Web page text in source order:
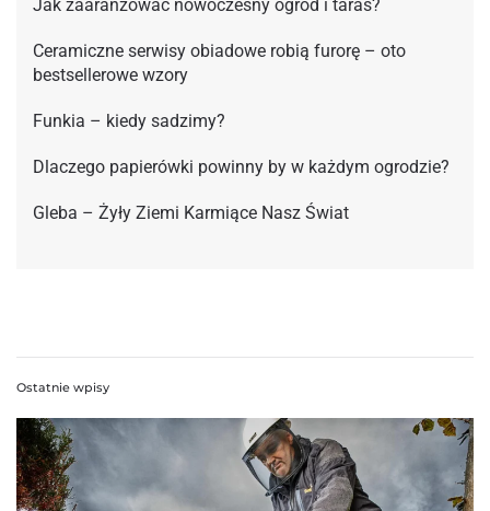
Jak zaaranżować nowoczesny ogród i taras?
Ceramiczne serwisy obiadowe robią furorę – oto
bestsellerowe wzory
Funkia – kiedy sadzimy?
Dlaczego papierówki powinny by w każdym ogrodzie?
Gleba – Żyły Ziemi Karmiące Nasz Świat
Ostatnie wpisy